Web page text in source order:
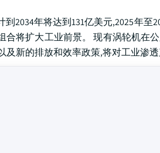
2034年将达到131亿美元,2025年至
将扩大工业前景。 现有涡轮机在
新的排放和效率政策,将对工业渗透